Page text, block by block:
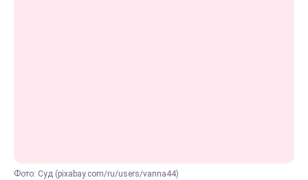
Фото: Суд (pixabay.com/ru/users/vanna44)